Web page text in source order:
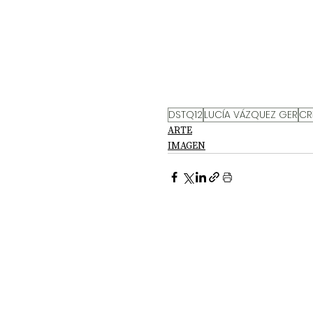
DSTQ12LUCÍA VÁZQUEZ GER
ARTE
IMAGEN